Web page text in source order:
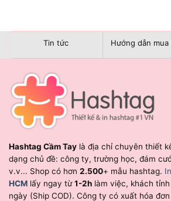
Tin tức Hướng dẫn mua
Hashtag Cầm Tay là địa chỉ chuyên thiết
dạng chủ đề: công ty, trường học, đám
v.v... Shop có hơn 2.500+ mẫu hashtag.
HCM lấy ngay từ1-2h làm việc, khách
ngày (Ship COD). Công ty có xuất hóa đơn